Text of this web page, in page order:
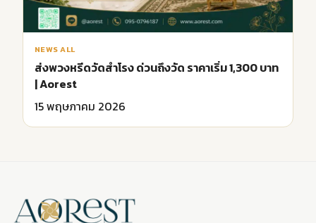
NEWS ALL
ส่งพวงหรีดวัดสำโรง ด่วนถึงวัด ราคาเริ่ม 1,300 บาท
| Aorest
15 พฤษภาคม 2026